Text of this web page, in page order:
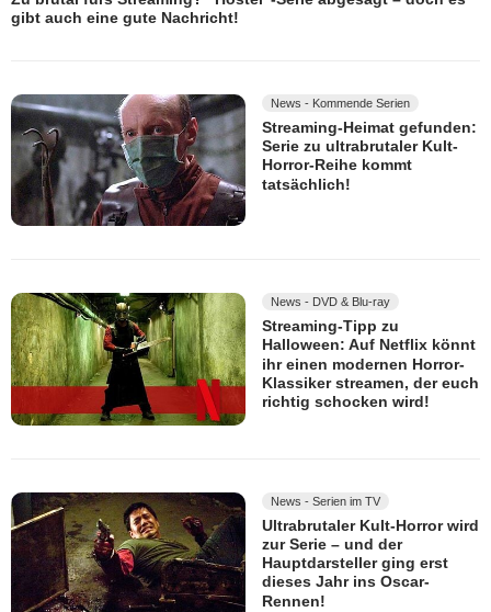
gibt auch eine gute Nachricht!
News - Kommende Serien
Streaming-Heimat gefunden:
Serie zu ultrabrutaler Kult-
Horror-Reihe kommt
tatsächlich!
News - DVD & Blu-ray
Streaming-Tipp zu
Halloween: Auf Netflix könnt
ihr einen modernen Horror-
Klassiker streamen, der euch
richtig schocken wird!
News - Serien im TV
Ultrabrutaler Kult-Horror wird
zur Serie – und der
Hauptdarsteller ging erst
dieses Jahr ins Oscar-
Rennen!